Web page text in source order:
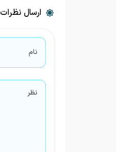
ارسال نظرات